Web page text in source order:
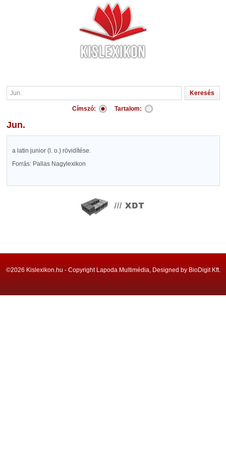
Címszó: Tartalom:
Jun.
a latin junior (l. o.) rövidítése.
Forrás: Pallas Nagylexikon
©2026 Kislexikon.hu - Copyright Lapoda Multimédia, Designed by BioDigit Kft.